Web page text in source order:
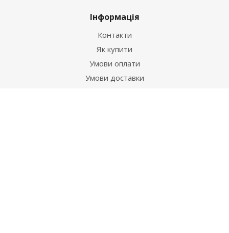
Інформація
Контакти
Як купити
Умови оплати
Умови доставки